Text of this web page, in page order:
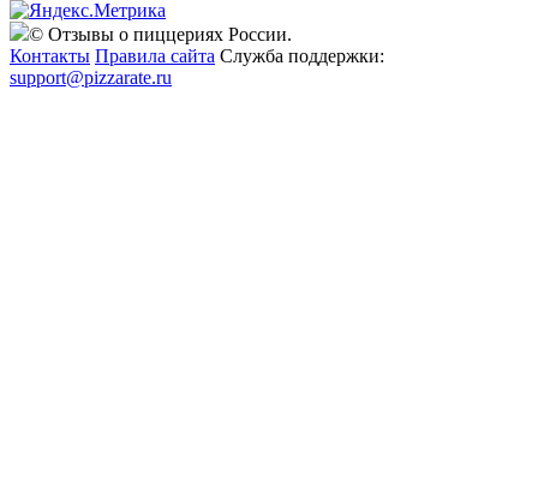
© Отзывы о пиццериях России.
Контакты Правила сайта Служба поддержки:
support@pizzarate.ru